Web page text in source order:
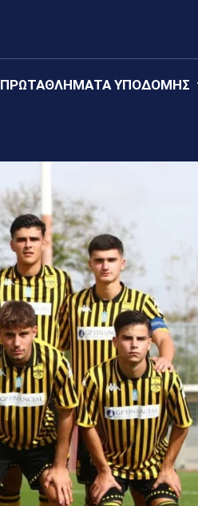
ΠΡΩΤΑΘΛΉΜΑΤΑ YΠΟΔΟΜΉΣ